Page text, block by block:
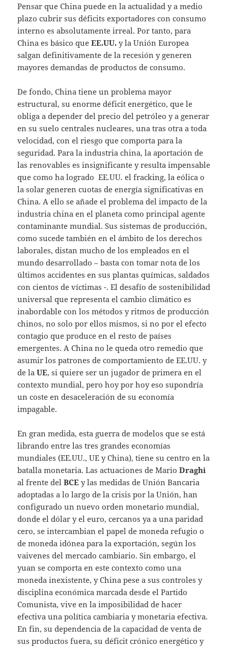
Pensar que China puede en la actualidad y a medio
plazo cubrir sus déficits exportadores con consumo
interno es absolutamente irreal. Por tanto, para
China es básico queEE.UU. y la Unión Europea
salgan definitivamente de la recesión y generen
mayores demandas de productos de consumo.
De fondo, China tiene un problema mayor
estructural, su enorme déficit energético, que le
obliga a depender del precio del petróleo y a generar
en su suelo centrales nucleares, una tras otra a toda
velocidad, con el riesgo que comporta para la
seguridad. Para la industria china, la aportación de
las renovables es insignificante y resulta impensable
que como ha logrado EE.UU. el fracking, la eólica o
la solar generen cuotas de energía significativas en
China. A ello se añade el problema del impacto de la
industria china en el planeta como principal agente
contaminante mundial. Sus sistemas de producción,
como sucede también en el ámbito de los derechos
laborales, distan mucho de los empleados en el
mundo desarrollado – basta con tomar nota de los
últimos accidentes en sus plantas químicas, saldados
con cientos de víctimas -. El desafío de sostenibilidad
universal que representa el cambio climático es
inabordable con los métodos y ritmos de producción
chinos, no solo por ellos mismos, si no por el efecto
contagio que produce en el resto de países
emergentes. A China no le queda otro remedio que
asumir los patrones de comportamiento de EE.UU. y
de laUE, si quiere ser un jugador de primera en el
contexto mundial, pero hoy por hoy eso supondría
un coste en desaceleración de su economía
impagable.
En gran medida, esta guerra de modelos que se está
librando entre las tres grandes economías
mundiales (EE.UU., UE y China), tiene su centro en la
batalla monetaria. Las actuaciones de MarioDraghi
al frente delBCE y las medidas de Unión Bancaria
adoptadas a lo largo de la crisis por la Unión, han
configurado un nuevo orden monetario mundial,
donde el dólar y el euro, cercanos ya a una paridad
cero, se intercambian el papel de moneda refugio o
de moneda idónea para la exportación, según los
vaivenes del mercado cambiario. Sin embargo, el
yuan se comporta en este contexto como una
moneda inexistente, y China pese a sus controles y
disciplina económica marcada desde el Partido
Comunista, vive en la imposibilidad de hacer
efectiva una política cambiaria y monetaria efectiva.
En fin, su dependencia de la capacidad de venta de
sus productos fuera, su déficit crónico energético y